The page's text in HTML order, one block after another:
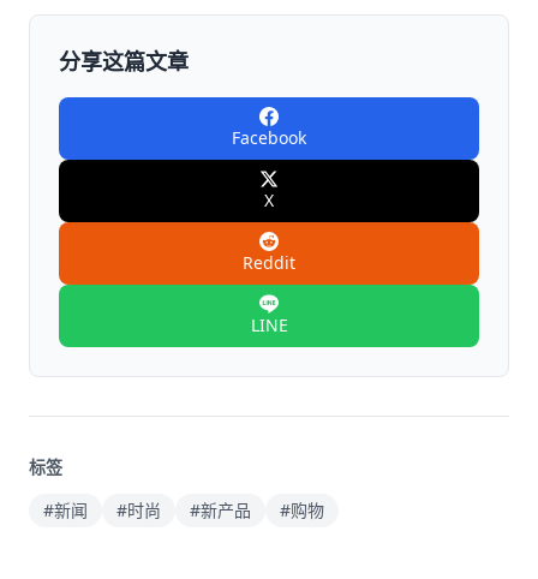
分享这篇文章
Facebook
X
Reddit
LINE
标签
#新闻
#时尚 #新产品 #购物